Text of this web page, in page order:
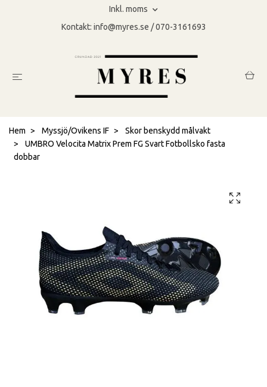
Inkl. moms
Kontakt: info@myres.se / 070-3161693
Hem Myssjö/Ovikens IF
Skor benskydd målvakt
UMBRO Velocita Matrix Prem FG Svart Fotbollsko fasta
dobbar